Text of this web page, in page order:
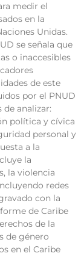
medir el
en la
Unidas.
se señala que
o inaccesibles
de este
por el PNUD
de analizar:
política y cívica
personal y
a la
la
la violencia
redes
con la
de Caribe
de la
de género
en el Caribe